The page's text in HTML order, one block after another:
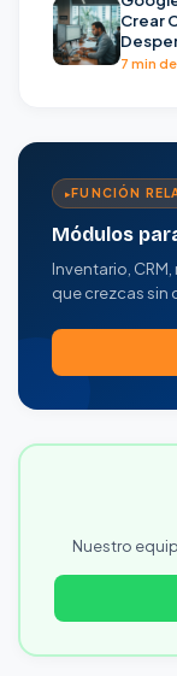
Crear
7 min
FUNCIÓN
Módulos
Inventario,
que crezcas sin
Nuestro